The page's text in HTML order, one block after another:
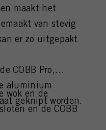
maakt het
van stevig
er zo uitgepakt
COBB Pro,
aluminium
geknipt worden.
wok en de
en de COBB